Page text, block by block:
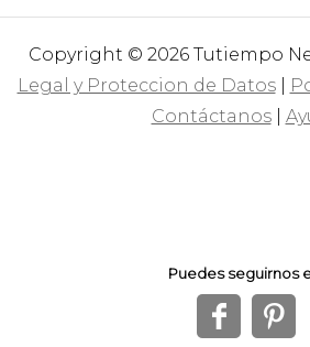
Copyright © 2026 Tutiempo
Legal y Proteccion de Datos|
Contáctanos|
Puedes seguirnos
f 1